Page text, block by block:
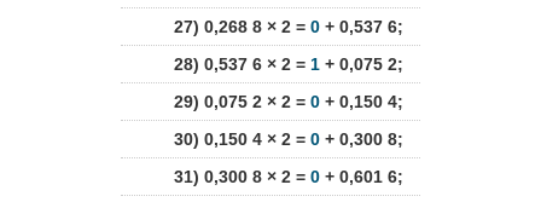
27) 0,268 8 × 2 = 0 + 0,537 6;
28) 0,537 6 × 2 = 1 + 0,075 2;
29) 0,075 2 × 2 = 0 + 0,150 4;
30) 0,150 4 × 2 = 0 + 0,300 8;
31) 0,300 8 × 2 = 0 + 0,601 6;